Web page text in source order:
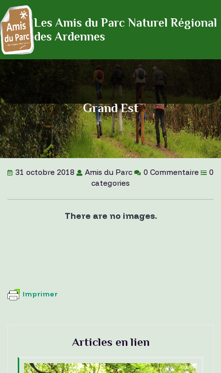
Les Amis du Parc Naturel Régional
des Ardennes
Grand Est
31 octobre 2018 Amis du Parc 0 Commentaire
0
categories
There are no images.
Imprimer
Articles en lien